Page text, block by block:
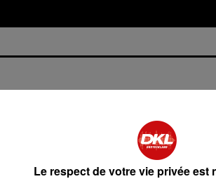
Le respect de votre vie privée est